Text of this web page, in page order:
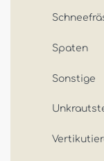
Spaten
Sonstige